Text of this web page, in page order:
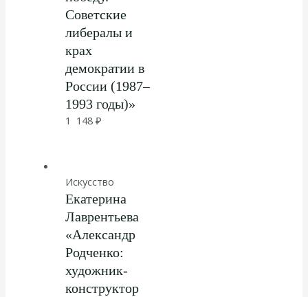
Советские
либералы и
крах
демократии в
России (1987–
1993 годы)»
1 148₽
Искусство
Екатерина
Лаврентьева
«Александр
Родченко:
художник-
конструктор